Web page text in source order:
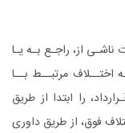
ناشـی از، راجـع بـه یـا
اختــلاف مرتبــط بــا
را ابتدا از طریق
فوق، از طریق داوری